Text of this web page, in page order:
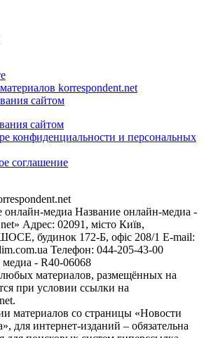
korrespondent.net
сайтом
сайтом
конфиденциальности и персональных
соглашение
онлайн-медиа Название онлайн-медиа -
Адрес: 02091, місто Київ,
будинок 172-Б, офіс 208/1 E-mail:
Телефон: 044-205-43-00
- R40-06068
материалов, размещённых на
при условии ссылки на
материалов со страницы «Новости
для интернет-изданий – обязательна